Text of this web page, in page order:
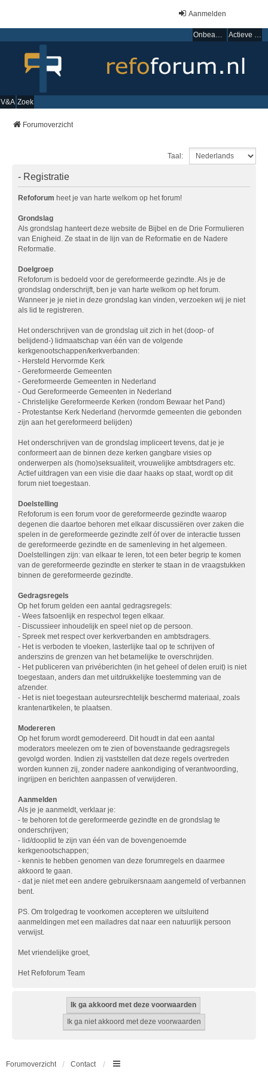
Aanmelden
Onbeantwoorde onderwerpen Actieve onderwerpen
V&A Zoek
Forumoverzicht
Taal:
- Registratie
Refoforum heet je van harte welkom op het forum!
Grondslag
Als grondslag hanteert deze website de Bijbel en de Drie Formulieren
van Enigheid. Ze staat in de lijn van de Reformatie en de Nadere
Reformatie.
Doelgroep
Refoforum is bedoeld voor de gereformeerde gezindte. Als je de
grondslag onderschrijft, ben je van harte welkom op het forum.
Wanneer je je niet in deze grondslag kan vinden, verzoeken wij je niet
als lid te registreren.
Het onderschrijven van de grondslag uit zich in het (doop- of
belijdend-) lidmaatschap van één van de volgende
kerkgenootschappen/kerkverbanden:
- Hersteld Hervormde Kerk
- Gereformeerde Gemeenten
- Gereformeerde Gemeenten in Nederland
- Oud Gereformeerde Gemeenten in Nederland
- Christelijke Gereformeerde Kerken (rondom Bewaar het Pand)
- Protestantse Kerk Nederland (hervormde gemeenten die gebonden
zijn aan het gereformeerd belijden)
Het onderschrijven van de grondslag impliceert tevens, dat je je
conformeert aan de binnen deze kerken gangbare visies op
onderwerpen als (homo)seksualiteit, vrouwelijke ambtsdragers etc.
Actief uitdragen van een visie die daar haaks op staat, wordt op dit
forum niet toegestaan.
Doelstelling
Refoforum is een forum voor de gereformeerde gezindte waarop
degenen die daartoe behoren met elkaar discussiëren over zaken die
spelen in de gereformeerde gezindte zelf óf over de interactie tussen
de gereformeerde gezindte en de samenleving in het algemeen.
Doelstellingen zijn: van elkaar te leren, tot een beter begrip te komen
van de gereformeerde gezindte en sterker te staan in de vraagstukken
binnen de gereformeerde gezindte.
Gedragsregels
Op het forum gelden een aantal gedragsregels:
- Wees fatsoenlijk en respectvol tegen elkaar.
- Discussieer inhoudelijk en speel niet op de persoon.
- Spreek met respect over kerkverbanden en ambtsdragers.
- Het is verboden te vloeken, lasterlijke taal op te schrijven of
anderszins de grenzen van het betamelijke te overschrijden.
- Het publiceren van privéberichten (in het geheel of delen eruit) is niet
toegestaan, anders dan met uitdrukkelijke toestemming van de
afzender.
- Het is niet toegestaan auteursrechtelijk beschermd materiaal, zoals
krantenartikelen, te plaatsen.
Modereren
Op het forum wordt gemodereerd. Dit houdt in dat een aantal
moderators meelezen om te zien of bovenstaande gedragsregels
gevolgd worden. Indien zij vaststellen dat deze regels overtreden
worden kunnen zij, zonder nadere aankondiging of verantwoording,
ingrijpen en berichten aanpassen of verwijderen.
Aanmelden
Als je je aanmeldt, verklaar je:
- te behoren tot de gereformeerde gezindte en de grondslag te
onderschrijven;
- lid/dooplid te zijn van één van de bovengenoemde
kerkgenootschappen;
- kennis te hebben genomen van deze forumregels en daarmee
akkoord te gaan.
- dat je niet met een andere gebruikersnaam aangemeld of verbannen
bent.
PS. Om trolgedrag te voorkomen accepteren we uitsluitend
aanmeldingen met een mailadres dat naar een natuurlijk persoon
verwijst.
Met vriendelijke groet,
Het Refoforum Team
Forumoverzicht Contact